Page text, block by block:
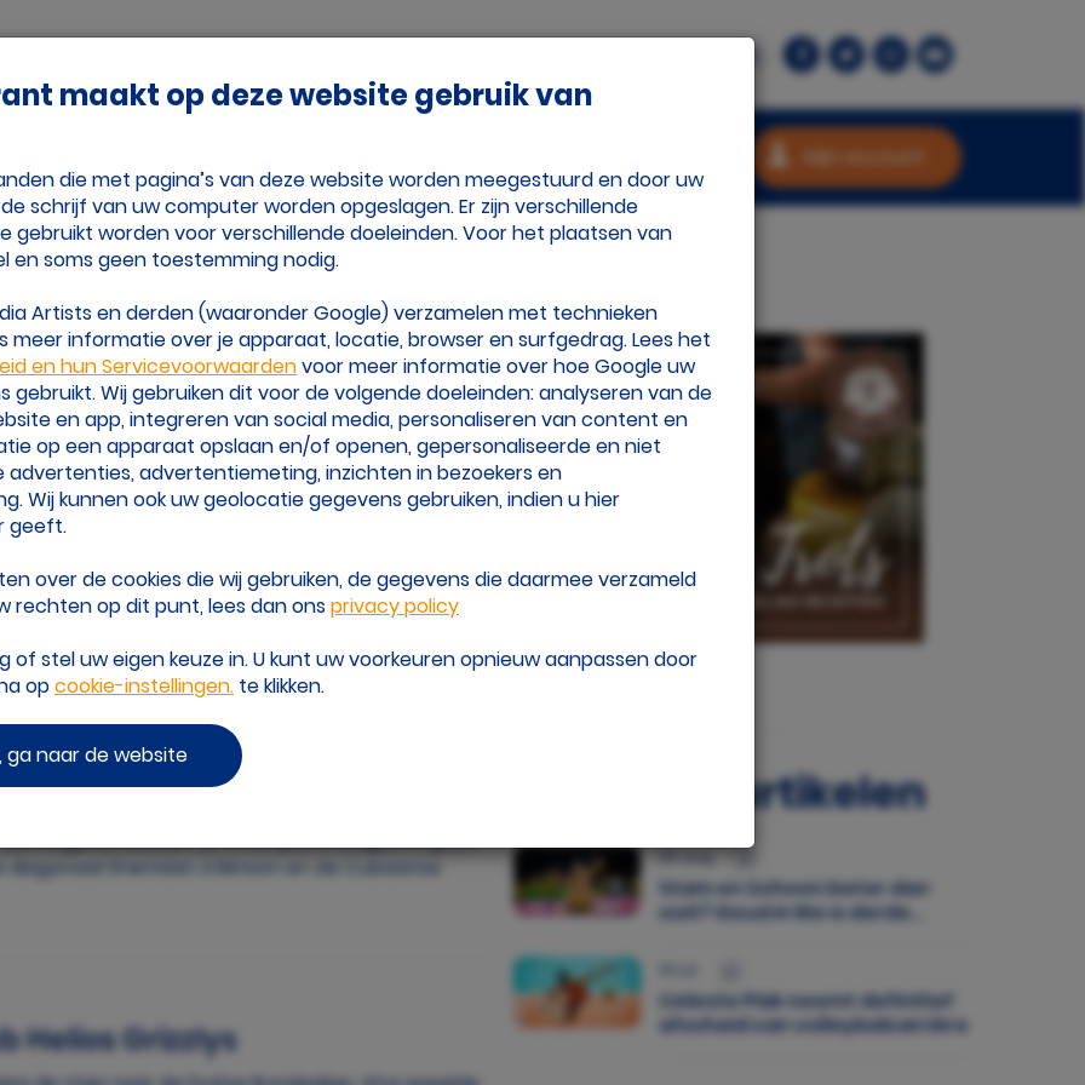
Mijn account
updates op de hoogte van de laatste
berichten over transfers en geruchten,
en je favoriete
opmerkelijke volleybalcontent van over de
ons op.
seizoen bij Panathinaikos. Ze heeft haar
op rij landskampioen is geworden, met nog
volgend seizoen de Champions League in gaat,
Sherridan Atkinson en de Cubaanse
Helios Grizzlys
Populaire artikelen
05 aug.
Stam en Schoon beter dan
ooit? Goud in Rio is derde
Celeste Plak neemt definitief
afscheid van volleybalcarrière
maakt op deze website gebruik van
die met pagina’s van deze website worden meegestuurd en door uw
schrijf van uw computer worden opgeslagen. Er zijn verschillende
gebruikt worden voor verschillende doeleinden. Voor het plaatsen van
en soms geen toestemming nodig.
Artists en derden (waaronder Google) verzamelen met technieken
meer informatie over je apparaat, locatie, browser en surfgedrag. Lees het
en hun Servicevoorwaardenvoor meer informatie over hoe Google uw
gebruikt. Wij gebruiken dit voor de volgende doeleinden: analyseren van de
en app, integreren van social media, personaliseren van content en
op een apparaat opslaan en/of openen, gepersonaliseerde en niet
advertenties, advertentiemeting, inzichten in bezoekers en
Wij kunnen ook uw geolocatie gegevens gebruiken, indien u hier
geeft.
over de cookies die wij gebruiken, de gegevens die daarmee verzameld
rechten op dit punt, lees dan onsprivacy policy
stel uw eigen keuze in. U kunt uw voorkeuren opnieuw aanpassen door
opcookie-instellingen. te klikken.
naar de website